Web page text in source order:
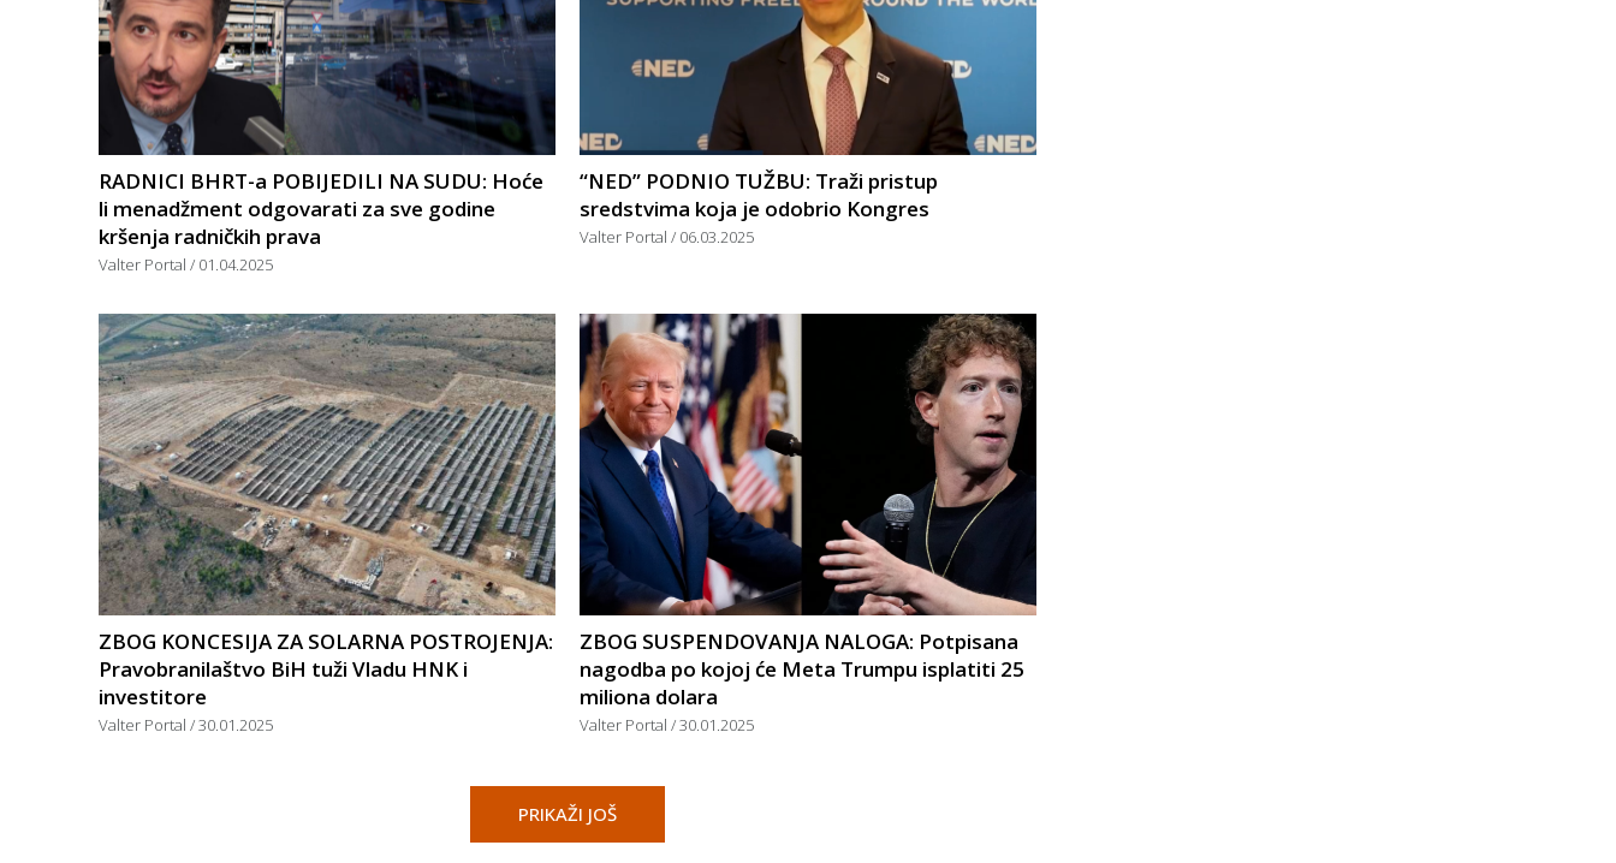
RADNICI BHRT-a POBIJEDILI NA SUDU: Hoće
li menadžment odgovarati za sve godine
kršenja radničkih prava
Valter Portal 01.04.2025
“NED” PODNIO TUŽBU: Traži pristup
sredstvima koja je odobrio Kongres
Valter Portal 06.03.2025
ZBOG KONCESIJA ZA SOLARNA POSTROJENJA:
Pravobranilaštvo BiH tuži Vladu HNK i
investitore
Valter Portal 30.01.2025
ZBOG SUSPENDOVANJA NALOGA: Potpisana
nagodba po kojoj će Meta Trumpu isplatiti 25
miliona dolara
Valter Portal 30.01.2025
PRIKAŽI JOŠ